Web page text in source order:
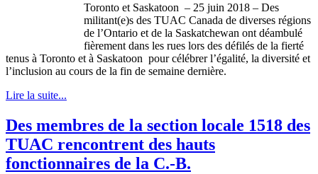
Toronto et Saskatoon – 25 juin 2018 – Des
militant(e)s des TUAC Canada de diverses régions
de l’Ontario et de la Saskatchewan ont déambulé
fièrement dans les rues lors des défilés de la fierté
tenus à Toronto et à Saskatoon pour célébrer l’égalité, la diversité et
l’inclusion au cours de la fin de semaine dernière.
Lire la suite...
Des membres de la section locale 1518 des
TUAC rencontrent des hauts
fonctionnaires de la C.-B.